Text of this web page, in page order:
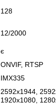
128
12/2000
є
ONVIF, RTSP
IMX335
2592x1944,
1920x1080,